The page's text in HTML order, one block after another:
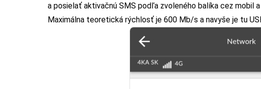
a posielať aktivačnú SMS podľa zvoleného balíka cez mobil
Maximálna teoretická rýchlosť je 600 Mb/s a navyše je tu